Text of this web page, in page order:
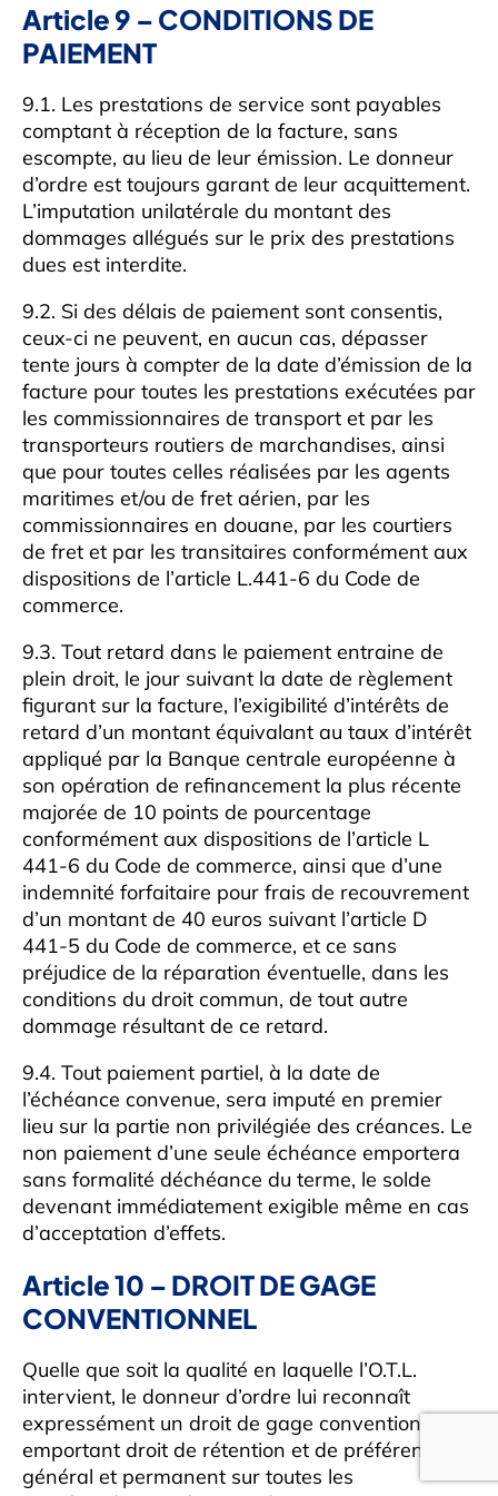
Article 9 – CONDITIONS DE
PAIEMENT
9.1. Les prestations de service sont payables
comptant à réception de la facture, sans
escompte, au lieu de leur émission. Le donneur
d’ordre est toujours garant de leur acquittement.
L’imputation unilatérale du montant des
dommages allégués sur le prix des prestations
dues est interdite.
9.2. Si des délais de paiement sont consentis,
ceux-ci ne peuvent, en aucun cas, dépasser
tente jours à compter de la date d’émission de la
facture pour toutes les prestations exécutées par
les commissionnaires de transport et par les
transporteurs routiers de marchandises, ainsi
que pour toutes celles réalisées par les agents
maritimes et/ou de fret aérien, par les
commissionnaires en douane, par les courtiers
de fret et par les transitaires conformément aux
dispositions de l’article L.441-6 du Code de
commerce.
9.3. Tout retard dans le paiement entraine de
plein droit, le jour suivant la date de règlement
figurant sur la facture, l’exigibilité d’intérêts de
retard d’un montant équivalant au taux d’intérêt
appliqué par la Banque centrale européenne à
son opération de refinancement la plus récente
majorée de 10 points de pourcentage
conformément aux dispositions de l’article L
441-6 du Code de commerce, ainsi que d’une
indemnité forfaitaire pour frais de recouvrement
d’un montant de 40 euros suivant l’article D
441-5 du Code de commerce, et ce sans
préjudice de la réparation éventuelle, dans les
conditions du droit commun, de tout autre
dommage résultant de ce retard.
9.4. Tout paiement partiel, à la date de
l’échéance convenue, sera imputé en premier
lieu sur la partie non privilégiée des créances. Le
non paiement d’une seule échéance emportera
sans formalité déchéance du terme, le solde
devenant immédiatement exigible même en cas
d’acceptation d’effets.
Article 10 – DROIT DE GAGE
CONVENTIONNEL
Quelle que soit la qualité en laquelle l’O.T.L.
intervient, le donneur d’ordre lui reconnaît
expressément un droit de gage conventionnel
emportant droit de rétention et de préférence
général et permanent sur toutes les